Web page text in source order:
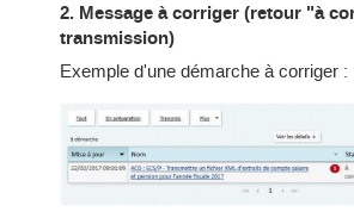
2. Message à corriger (retour "à
transmission)
Exemple d'une démarche à corriger :